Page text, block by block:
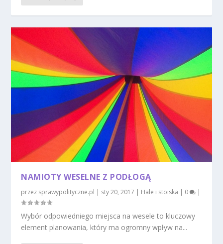
NAMIOTY WESELNE Z PODŁOGĄ
przez sprawypolityczne.pl | sty 20, 2017 | Hale i stoiska | 0 |
Wybór odpowiedniego miejsca na wesele to kluczowy
element planowania, który ma ogromny wpływ na...